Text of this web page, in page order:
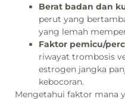
Berat badan dan
perut yang
yang lemah
Faktor pemicu/
riwayat trombosis
estrogen jangka
kebocoran.
Mengetahui faktor mana